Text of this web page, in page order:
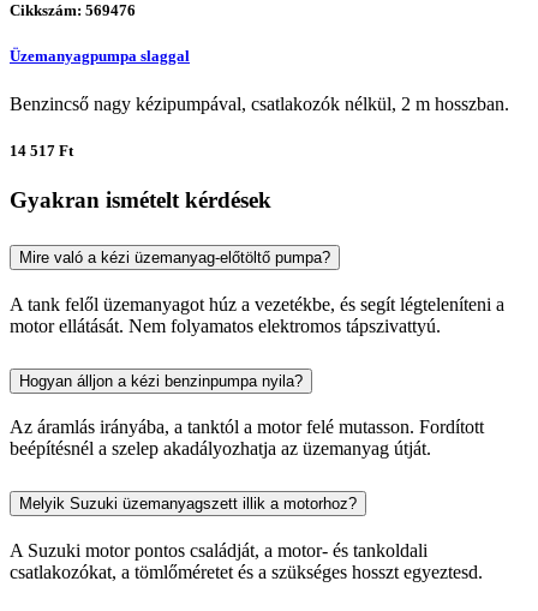
Cikkszám: 569476
Üzemanyagpumpa slaggal
Benzincső nagy kézipumpával, csatlakozók nélkül, 2 m hosszban.
14 517 Ft
Gyakran ismételt kérdések
Mire való a kézi üzemanyag-előtöltő pumpa?
A tank felől üzemanyagot húz a vezetékbe, és segít légteleníteni a
motor ellátását. Nem folyamatos elektromos tápszivattyú.
Hogyan álljon a kézi benzinpumpa nyila?
Az áramlás irányába, a tanktól a motor felé mutasson. Fordított
beépítésnél a szelep akadályozhatja az üzemanyag útját.
Melyik Suzuki üzemanyagszett illik a motorhoz?
A Suzuki motor pontos családját, a motor- és tankoldali
csatlakozókat, a tömlőméretet és a szükséges hosszt egyeztesd.